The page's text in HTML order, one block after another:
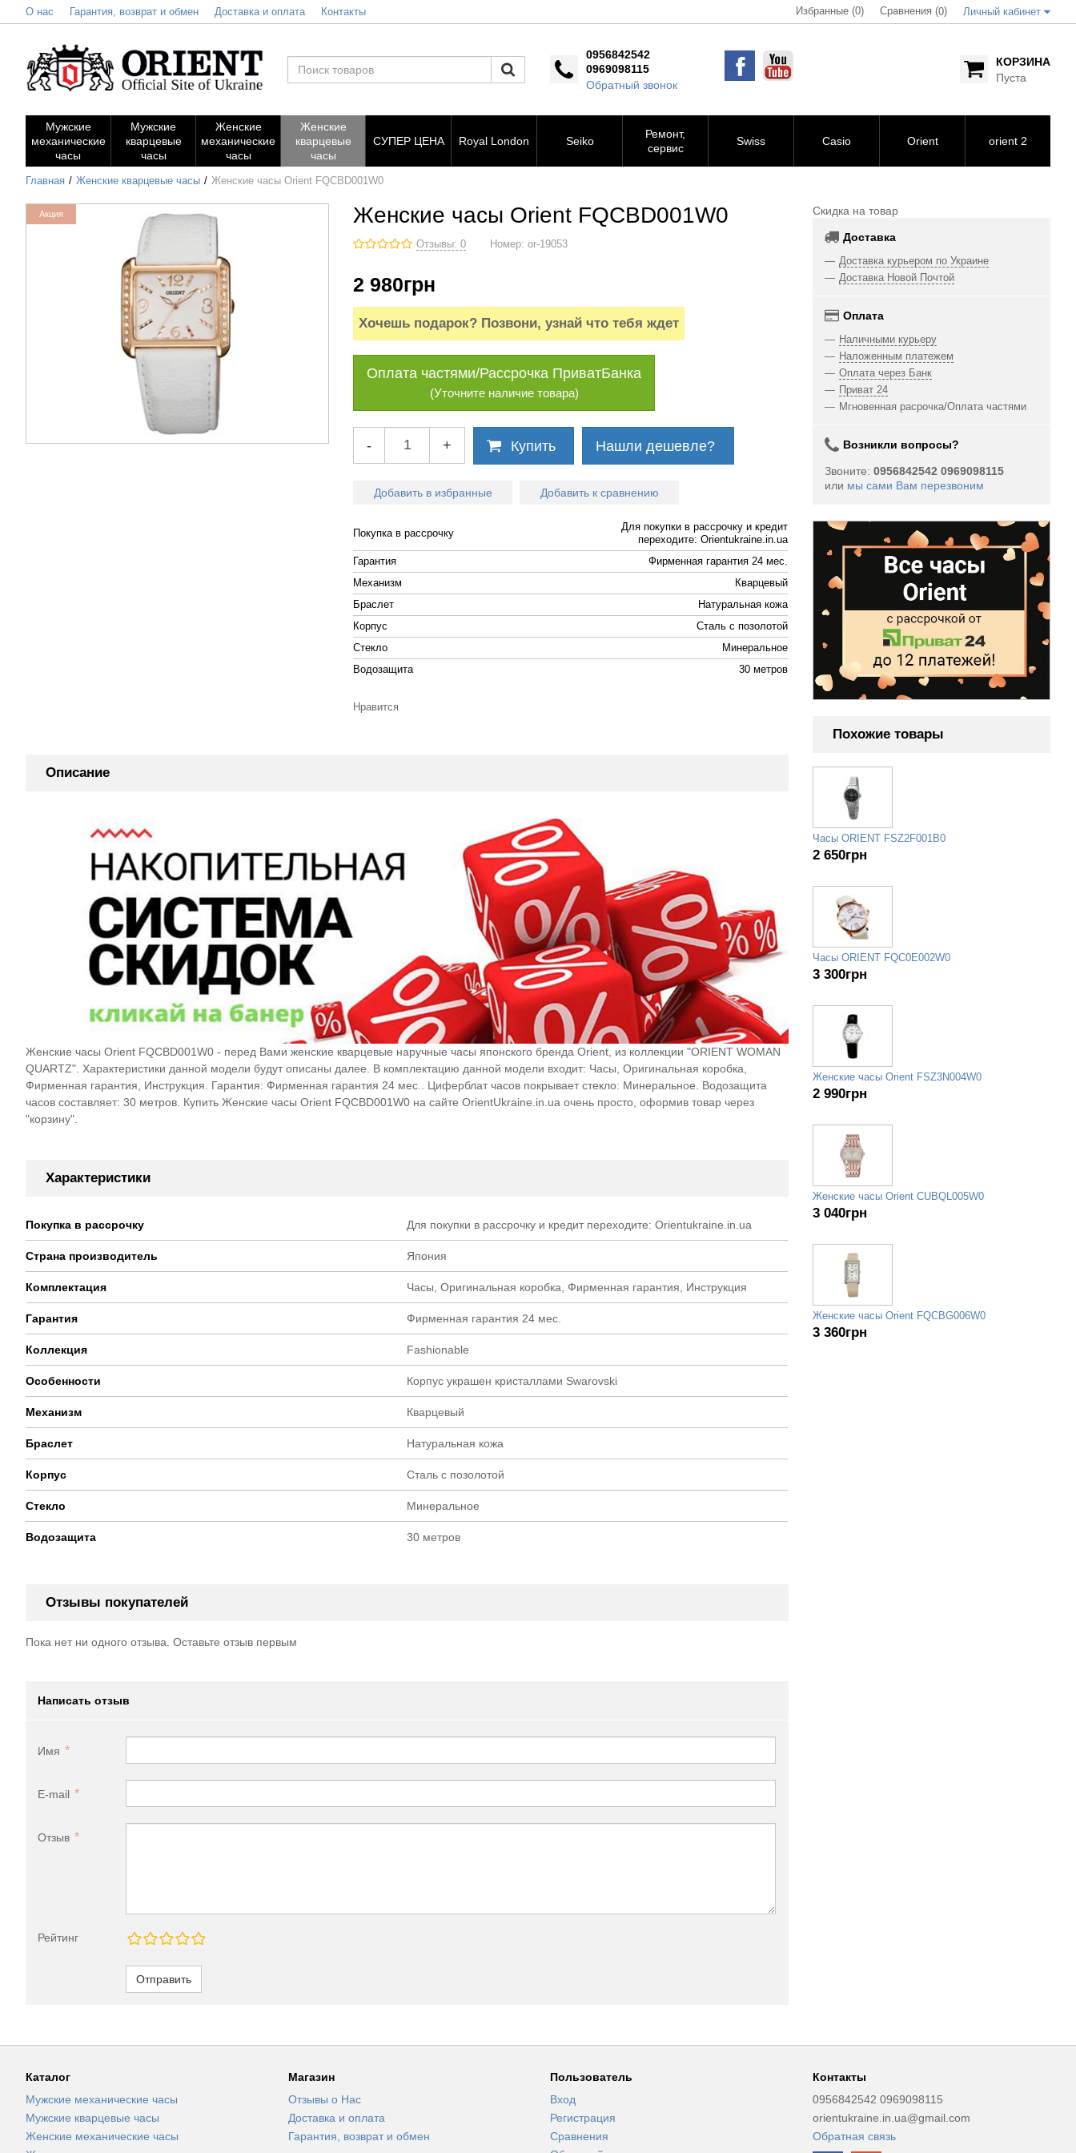
О нас Гарантия, возврат и обмен Доставка и оплата Контакты Избранные (0) Сравнения (0) Личный кабинет
0956842542
0969098115
Обратный звонок
КОРЗИНА
Пуста
Мужские
механические
часы
Мужские
кварцевые
часы
Женские
механические
часы
Женские
кварцевые
часы
СУПЕР ЦЕНА Royal London Seiko
Ремонт,
сервис
Swiss Casio Orient orient 2
Главная Женские кварцевые часы Женские часы Orient FQCBD001W0
Акция Женские часы Orient FQCBD001W0
Отзывы: 0 Номер:or-19053
2 980грн
Хочешь подарок? Позвони, узнай что тебя ждет
Оплата частями/Рассрочка ПриватБанка
(Уточните наличие товара)
- + Купить Нашли дешевле?
Добавить в избранные Добавить к сравнению
Покупка в рассрочку
Для покупки в рассрочку и кредит
переходите: Orientukraine.in.ua
Гарантия
Фирменная гарантия 24 мес.
Механизм
Кварцевый
Браслет
Натуральная кожа
Корпус
Cталь с позолотой
Стекло
Минеральное
Водозащита
30 метров
Нравится
Описание
Женские часы Orient FQCBD001W0 - перед Вами женские кварцевые наручные часы японского бренда Orient, из коллекции "ORIENT WOMAN
QUARTZ". Характеристики данной модели будут описаны далее. В комплектацию данной модели входит: Часы, Оригинальная коробка,
Фирменная гарантия, Инструкция. Гарантия: Фирменная гарантия 24 мес.. Циферблат часов покрывает стекло: Минеральное. Водозащита
часов составляет: 30 метров. Купить Женские часы Orient FQCBD001W0 на сайте OrientUkraine.in.ua очень просто, оформив товар через
"корзину".
Характеристики
Покупка в рассрочку Для покупки в рассрочку и кредит переходите: Orientukraine.in.ua
Страна производитель Япония
Комплектация Часы, Оригинальная коробка, Фирменная гарантия, Инструкция
Гарантия Фирменная гарантия 24 мес.
Коллекция Fashionable
Особенности Корпус украшен кристаллами Swarovski
Механизм Кварцевый
Браслет Натуральная кожа
Корпус Cталь с позолотой
Стекло Минеральное
Водозащита 30 метров
Отзывы покупателей
Пока нет ни одного отзыва. Оставьте отзыв первым
Написать отзыв
Имя
E-mail
Отзыв
Рейтинг
Отправить
Скидка на товар
Доставка
Доставка курьером по Украине
Доставка Новой Почтой
Оплата
Наличными курьеру
Наложенным платежем
Оплата через Банк
Приват 24
Мгновенная расрочка/Оплата частями
Возникли вопросы?
Звоните: 0956842542 0969098115
или мы сами Вам перезвоним
Похожие товары
Часы ORIENT FSZ2F001B0
2 650грн
Часы ORIENT FQC0E002W0
3 300грн
Женские часы Orient FSZ3N004W0
2 990грн
Женские часы Orient CUBQL005W0
3 040грн
Женские часы Orient FQCBG006W0
3 360грн
Каталог
Мужские механические часы
Мужские кварцевые часы
Женские механические часы
Магазин
Отзывы о Нас
Доставка и оплата
Гарантия, возврат и обмен
Пользователь
Вход
Регистрация
Сравнения
Контакты
0956842542 0969098115
orientukraine.in.ua@gmail.com
Обратная связь